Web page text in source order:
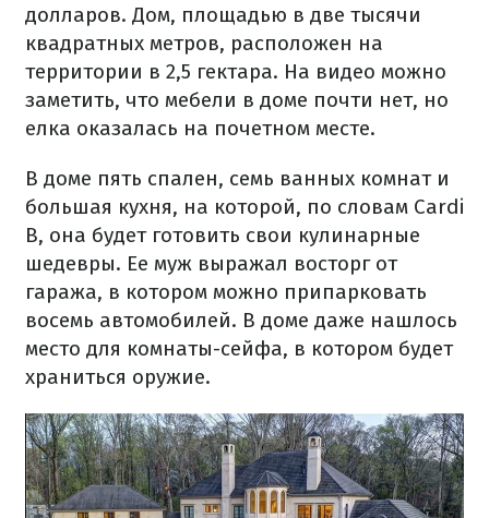
долларов. Дом, площадью в две тысячи
квадратных метров, расположен на
территории в 2,5 гектара. На видео можно
заметить, что мебели в доме почти нет, но
елка оказалась на почетном месте.
В доме пять спален, семь ванных комнат и
большая кухня, на которой, по словам Cardi
B, она будет готовить свои кулинарные
шедевры. Ее муж выражал восторг от
гаража, в котором можно припарковать
восемь автомобилей. В доме даже нашлось
место для комнаты-сейфа, в котором будет
храниться оружие.